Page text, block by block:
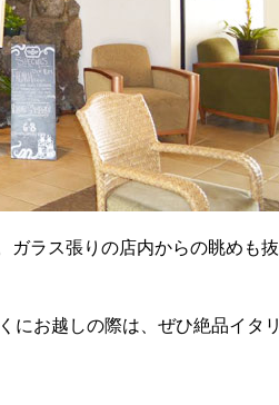
ガラス張りの店内からの眺めも抜
にお越しの際は、ぜひ絶品イタリ